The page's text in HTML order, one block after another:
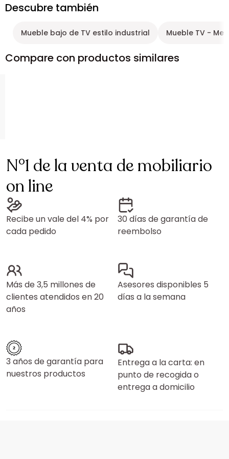
Descubre también
Mueble bajo de TV estilo industrial Mueble TV -
Compare con productos similares
N°1 de la venta de mobiliario
on line
Recibe un vale del 4% por
cada pedido
30 días de garantía de
reembolso
Más de 3,5 millones de
clientes atendidos en 20
años
Asesores disponibles 5
días a la semana
3 años de garantía para
nuestros productos
Entrega a la carta: en
punto de recogida o
entrega a domicilio